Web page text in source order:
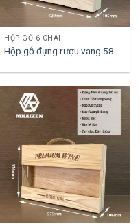
HỘP GỖ 6 CHAI
Hộp gỗ đựng rượu vang 58